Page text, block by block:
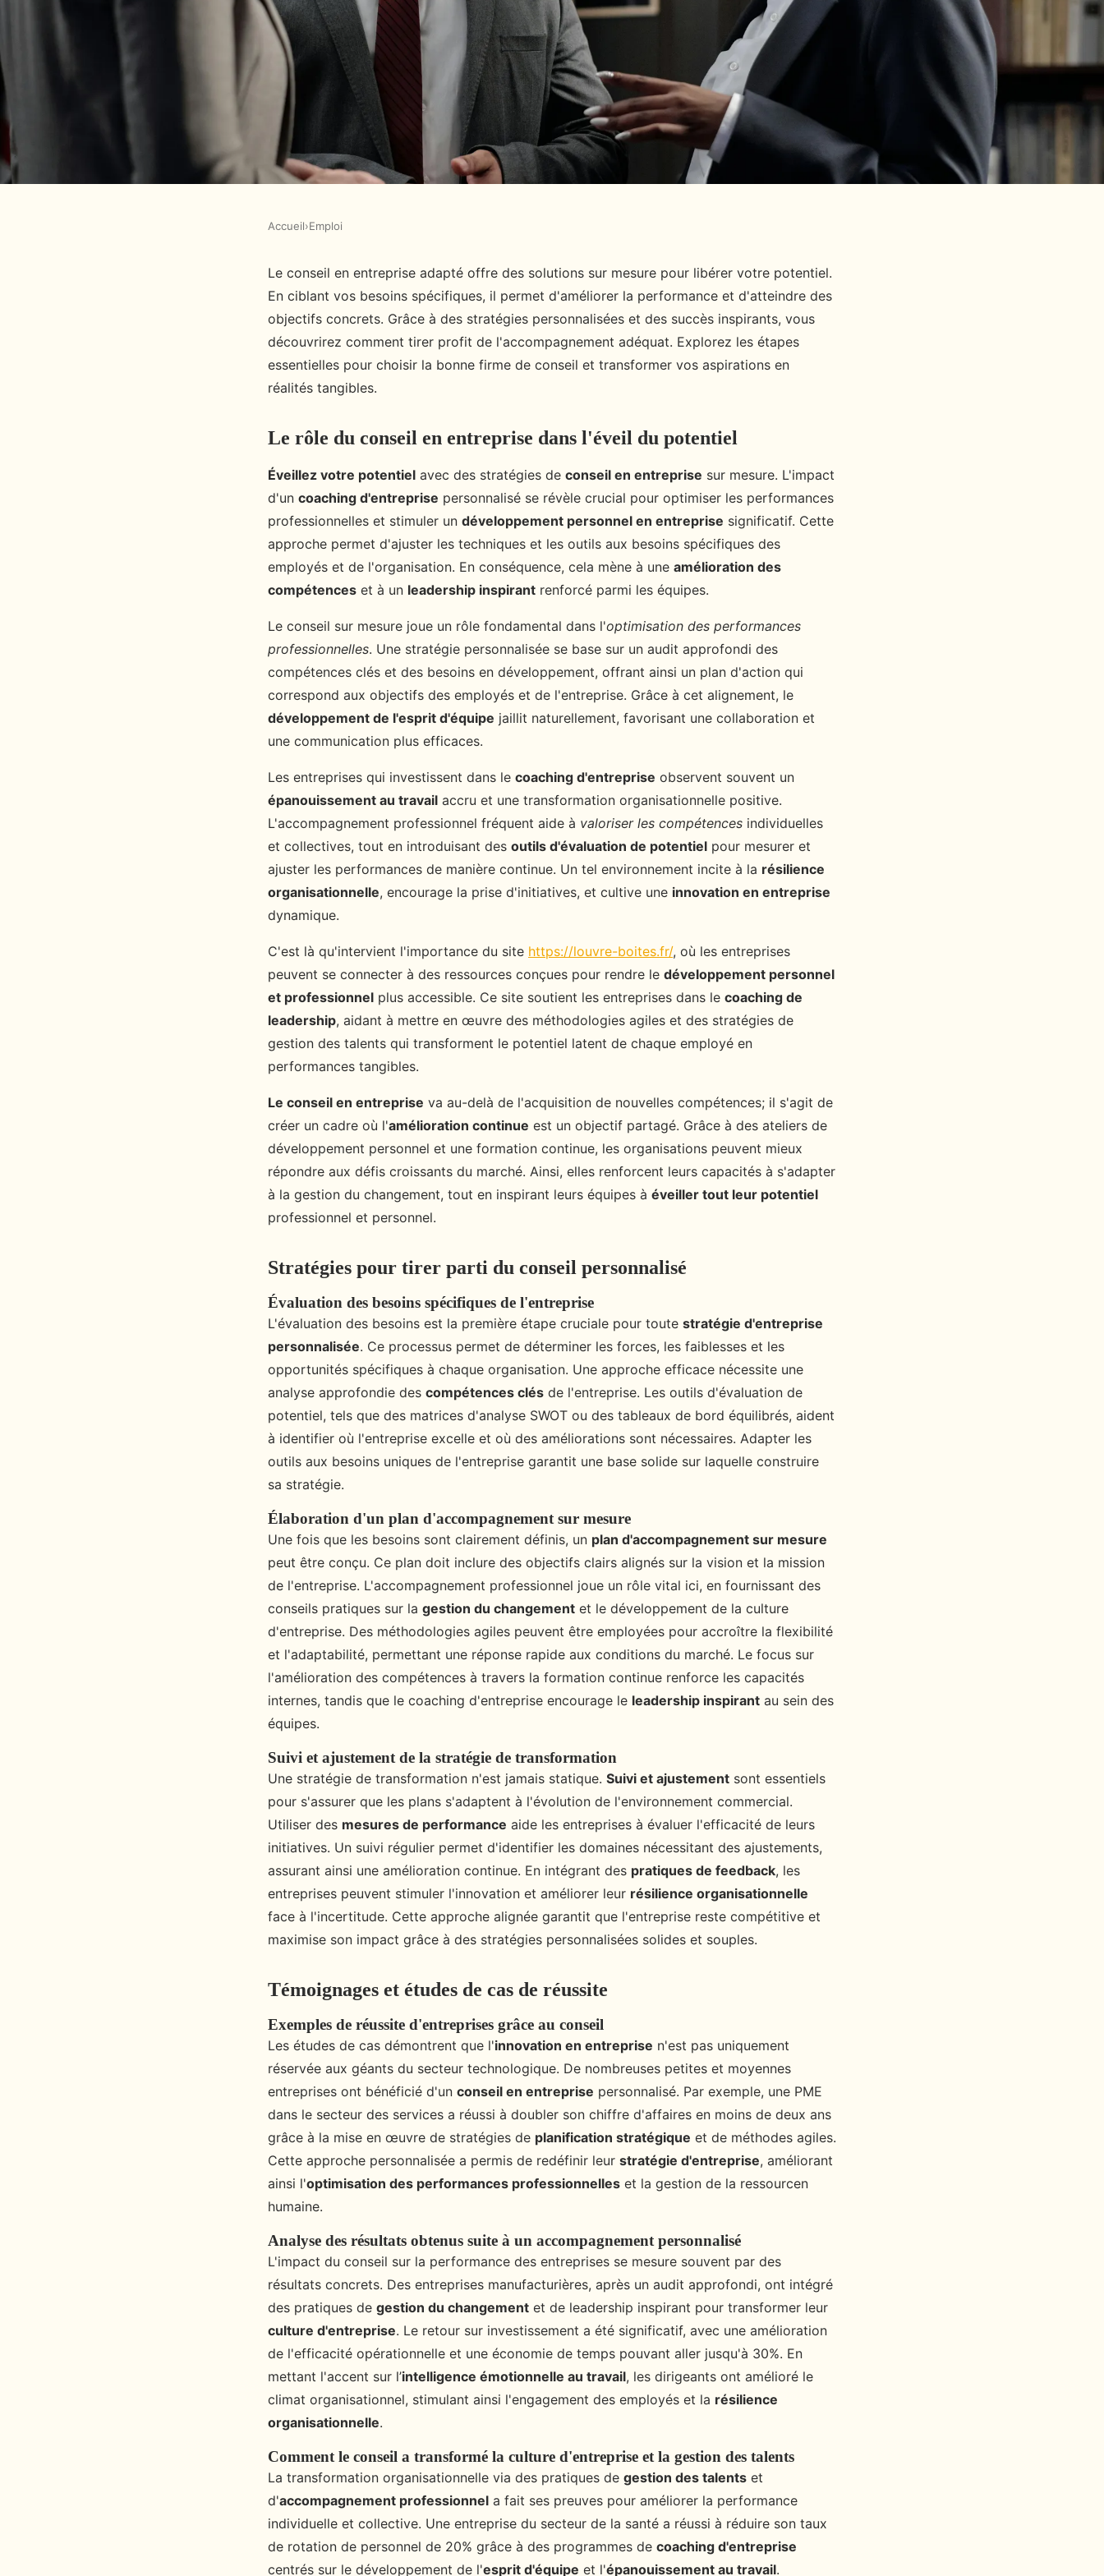
Éveillez votre potentiel avec le conseil en
entreprise adapté
Accueil›Emploi
Le conseil en entreprise adapté offre des solutions sur mesure pour libérer votre potentiel.
En ciblant vos besoins spécifiques, il permet d'améliorer la performance et d'atteindre des
objectifs concrets. Grâce à des stratégies personnalisées et des succès inspirants, vous
découvrirez comment tirer profit de l'accompagnement adéquat. Explorez les étapes
essentielles pour choisir la bonne firme de conseil et transformer vos aspirations en
réalités tangibles.
Le rôle du conseil en entreprise dans l'éveil du potentiel
Éveillez votre potentiel avec des stratégies de conseil en entreprise sur mesure. L'impact
d'un coaching d'entreprise personnalisé se révèle crucial pour optimiser les performances
professionnelles et stimuler un développement personnel en entreprise significatif. Cette
approche permet d'ajuster les techniques et les outils aux besoins spécifiques des
employés et de l'organisation. En conséquence, cela mène à une amélioration des
compétences et à un leadership inspirant renforcé parmi les équipes.
Le conseil sur mesure joue un rôle fondamental dans l'optimisation des performances
professionnelles. Une stratégie personnalisée se base sur un audit approfondi des
compétences clés et des besoins en développement, offrant ainsi un plan d'action qui
correspond aux objectifs des employés et de l'entreprise. Grâce à cet alignement, le
développement de l'esprit d'équipe jaillit naturellement, favorisant une collaboration et
une communication plus efficaces.
Les entreprises qui investissent dans le coaching d'entreprise observent souvent un
épanouissement au travail accru et une transformation organisationnelle positive.
L'accompagnement professionnel fréquent aide à valoriser les compétences individuelles
et collectives, tout en introduisant des outils d'évaluation de potentiel pour mesurer et
ajuster les performances de manière continue. Un tel environnement incite à la résilience
organisationnelle, encourage la prise d'initiatives, et cultive une innovation en entreprise
dynamique.
C'est là qu'intervient l'importance du site https://louvre-boites.fr/, où les entreprises
peuvent se connecter à des ressources conçues pour rendre le développement personnel
et professionnel plus accessible. Ce site soutient les entreprises dans le coaching de
leadership, aidant à mettre en œuvre des méthodologies agiles et des stratégies de
gestion des talents qui transforment le potentiel latent de chaque employé en
performances tangibles.
Le conseil en entreprise va au-delà de l'acquisition de nouvelles compétences; il s'agit de
créer un cadre où l'amélioration continue est un objectif partagé. Grâce à des ateliers de
développement personnel et une formation continue, les organisations peuvent mieux
répondre aux défis croissants du marché. Ainsi, elles renforcent leurs capacités à s'adapter
à la gestion du changement, tout en inspirant leurs équipes à éveiller tout leur potentiel
professionnel et personnel.
Stratégies pour tirer parti du conseil personnalisé
Évaluation des besoins spécifiques de l'entreprise
L'évaluation des besoins est la première étape cruciale pour toute stratégie d'entreprise
personnalisée. Ce processus permet de déterminer les forces, les faiblesses et les
opportunités spécifiques à chaque organisation. Une approche efficace nécessite une
analyse approfondie des compétences clés de l'entreprise. Les outils d'évaluation de
potentiel, tels que des matrices d'analyse SWOT ou des tableaux de bord équilibrés, aident
à identifier où l'entreprise excelle et où des améliorations sont nécessaires. Adapter les
outils aux besoins uniques de l'entreprise garantit une base solide sur laquelle construire
sa stratégie.
Élaboration d'un plan d'accompagnement sur mesure
Une fois que les besoins sont clairement définis, un plan d'accompagnement sur mesure
peut être conçu. Ce plan doit inclure des objectifs clairs alignés sur la vision et la mission
de l'entreprise. L'accompagnement professionnel joue un rôle vital ici, en fournissant des
conseils pratiques sur la gestion du changement et le développement de la culture
d'entreprise. Des méthodologies agiles peuvent être employées pour accroître la flexibilité
et l'adaptabilité, permettant une réponse rapide aux conditions du marché. Le focus sur
l'amélioration des compétences à travers la formation continue renforce les capacités
internes, tandis que le coaching d'entreprise encourage le leadership inspirant au sein des
équipes.
Suivi et ajustement de la stratégie de transformation
Une stratégie de transformation n'est jamais statique. Suivi et ajustement sont essentiels
pour s'assurer que les plans s'adaptent à l'évolution de l'environnement commercial.
Utiliser des mesures de performance aide les entreprises à évaluer l'efficacité de leurs
initiatives. Un suivi régulier permet d'identifier les domaines nécessitant des ajustements,
assurant ainsi une amélioration continue. En intégrant des pratiques de feedback, les
entreprises peuvent stimuler l'innovation et améliorer leur résilience organisationnelle
face à l'incertitude. Cette approche alignée garantit que l'entreprise reste compétitive et
maximise son impact grâce à des stratégies personnalisées solides et souples.
Témoignages et études de cas de réussite
Exemples de réussite d'entreprises grâce au conseil
Les études de cas démontrent que l'innovation en entreprise n'est pas uniquement
réservée aux géants du secteur technologique. De nombreuses petites et moyennes
entreprises ont bénéficié d'un conseil en entreprise personnalisé. Par exemple, une PME
dans le secteur des services a réussi à doubler son chiffre d'affaires en moins de deux ans
grâce à la mise en œuvre de stratégies de planification stratégique et de méthodes agiles.
Cette approche personnalisée a permis de redéfinir leur stratégie d'entreprise, améliorant
ainsi l'optimisation des performances professionnelles et la gestion de la ressourcen
humaine.
Analyse des résultats obtenus suite à un accompagnement personnalisé
L'impact du conseil sur la performance des entreprises se mesure souvent par des
résultats concrets. Des entreprises manufacturières, après un audit approfondi, ont intégré
des pratiques de gestion du changement et de leadership inspirant pour transformer leur
culture d'entreprise. Le retour sur investissement a été significatif, avec une amélioration
de l'efficacité opérationnelle et une économie de temps pouvant aller jusqu'à 30%. En
mettant l'accent sur l’intelligence émotionnelle au travail, les dirigeants ont amélioré le
climat organisationnel, stimulant ainsi l'engagement des employés et la résilience
organisationnelle.
Comment le conseil a transformé la culture d'entreprise et la gestion des talents
La transformation organisationnelle via des pratiques de gestion des talents et
d'accompagnement professionnel a fait ses preuves pour améliorer la performance
individuelle et collective. Une entreprise du secteur de la santé a réussi à réduire son taux
de rotation de personnel de 20% grâce à des programmes de coaching d'entreprise
centrés sur le développement de l'esprit d'équipe et l'épanouissement au travail.